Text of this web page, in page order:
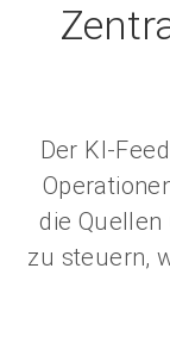
Der KI-
die
zu steuern,